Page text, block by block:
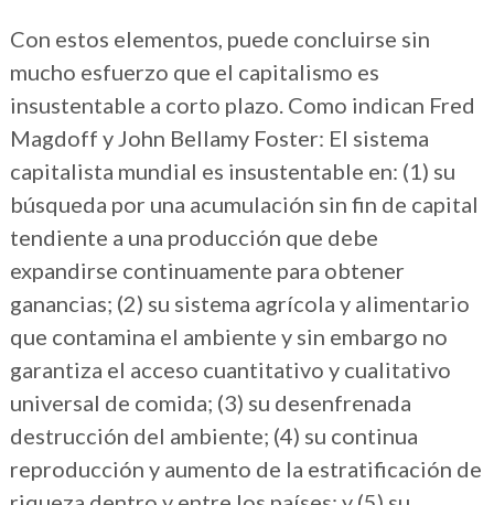
Con estos elementos, puede concluirse sin
mucho esfuerzo que el capitalismo es
insustentable a corto plazo. Como indican Fred
Magdoff y John Bellamy Foster: El sistema
capitalista mundial es insustentable en: (1) su
búsqueda por una acumulación sin fin de capital
tendiente a una producción que debe
expandirse continuamente para obtener
ganancias; (2) su sistema agrícola y alimentario
que contamina el ambiente y sin embargo no
garantiza el acceso cuantitativo y cualitativo
universal de comida; (3) su desenfrenada
destrucción del ambiente; (4) su continua
reproducción y aumento de la estratificación de